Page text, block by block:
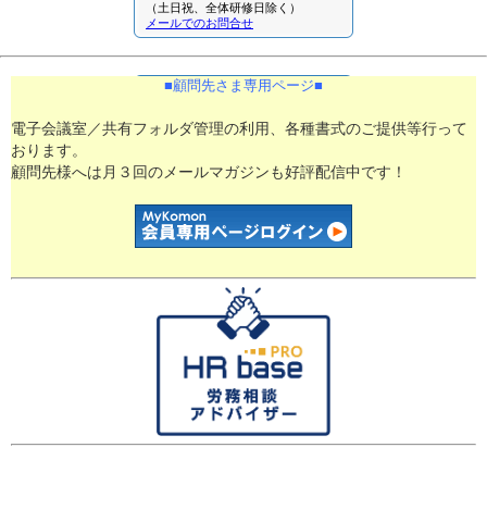
（土日祝、全体研修日除く）
メールでのお問合せ
■​顧問先さま専用ページ■​
電子会議室／共有フォルダ管理の利用、各種書式のご提供等行って
おります。
顧問先様へは月３回のメールマガジンも好評配信中です！